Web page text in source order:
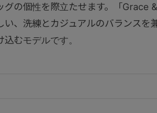
グの個性を際立たせます。「Grace
い、洗練とカジュアルのバランスを
むモデルです。